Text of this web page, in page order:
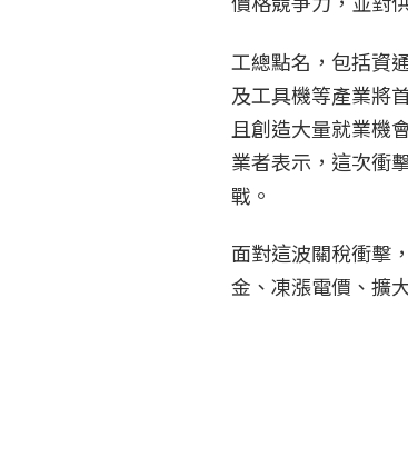
工總點名，包括資
及工具機等產業將
且創造大量就業機
業者表示，這次衝
戰。
面對這波關稅衝擊
金、凍漲電價、擴